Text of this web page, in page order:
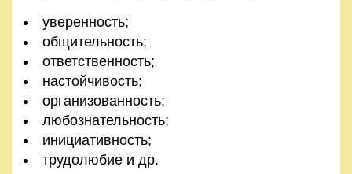
уверенность;
общительность;
ответственность;
настойчивость;
организованность;
любознательность;
инициативность;
трудолюбие и др.